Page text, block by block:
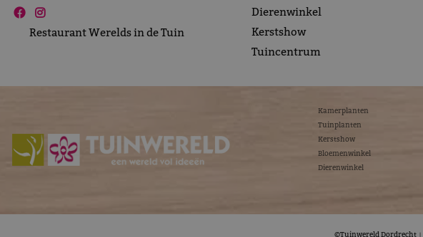
Restaurant Werelds in de Tuin
Dierenwinkel
Kerstshow
Tuincentrum
Kamerplanten
Tuinplanten
Kerstshow
Bloemenwinkel
Dierenwinkel
©Tuinwereld Dordrecht